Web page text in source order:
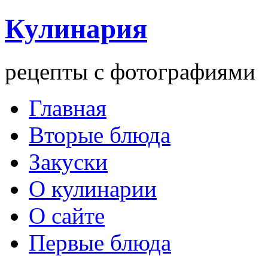
Кулинария
рецепты с фотографиями
Главная
Вторые блюда
Закуски
О кулинарии
О сайте
Первые блюда